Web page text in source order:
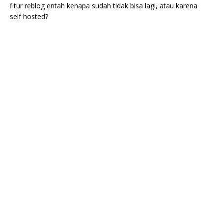
fitur reblog entah kenapa sudah tidak bisa lagi, atau karena
self hosted?